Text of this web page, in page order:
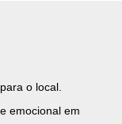
o local.
emocional em